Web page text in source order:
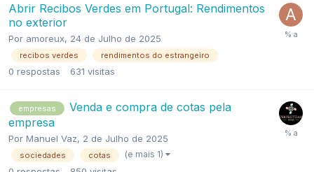
Abrir Recibos Verdes em Portugal: Rendimentos
no exterior
Por amoreux, 24 de Julho de 2025
recibos verdes rendimentos do estrangeiro
0 respostas 631 visitas
empresas
Venda e compra de cotas pela
empresa
Por Manuel Vaz, 2 de Julho de 2025
sociedades cotas (e mais 1)